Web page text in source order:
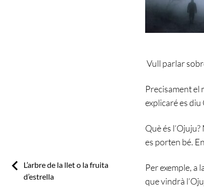
Vull parlar
Precisament el
explicaré es diu
Què és
es porten bé.
Per exemple, a
que vindrà
Previous:
L’arbre de la llet o la fruita
d’estrella